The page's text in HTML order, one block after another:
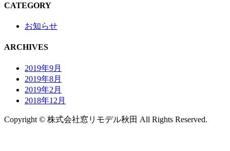
CATEGORY
お知らせ
ARCHIVES
2019年9月
2019年8月
2019年2月
2018年12月
Copyright © 株式会社窓リモデル秋田 All Rights Reserved.